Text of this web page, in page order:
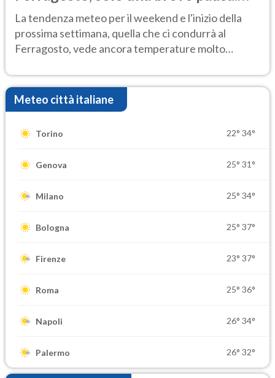
Ecco dove
La tendenza meteo per il weekend e l'inizio della
prossima settimana, quella che ci condurrà al
Ferragosto, vede ancora temperature molto
Meteo città italiane
Torino 22° 34°
Genova 25° 31°
Milano 25° 34°
Bologna 25° 37°
Firenze 23° 37°
Roma 25° 36°
Napoli 26° 34°
Palermo 26° 32°